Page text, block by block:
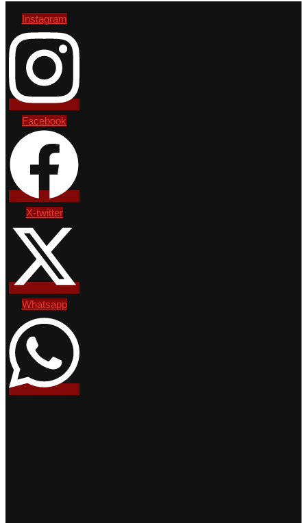
Instagram
Facebook
X-twitter
Whatsapp